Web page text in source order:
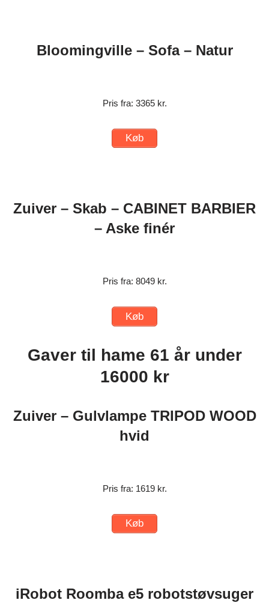
Bloomingville – Sofa – Natur
Pris fra: 3365 kr.
Køb
Zuiver – Skab – CABINET BARBIER
– Aske finér
Pris fra: 8049 kr.
Køb
Gaver til hame 61 år under
16000 kr
Zuiver – Gulvlampe TRIPOD WOOD
hvid
Pris fra: 1619 kr.
Køb
iRobot Roomba e5 robotstøvsuger